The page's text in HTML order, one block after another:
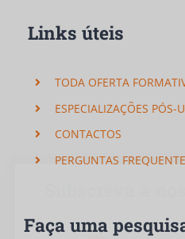
Links úteis
TODA OFERTA
ESPECIALIZAÇÕES PÓS-
CONTACTOS
PERGUNTAS
Faça uma